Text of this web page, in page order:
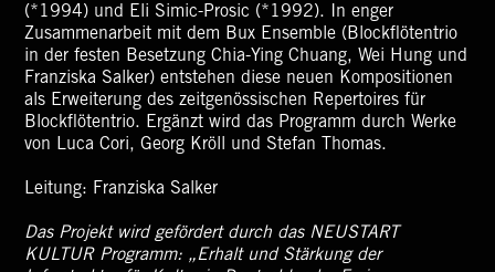
(*1994) und Eli Simic-Prosic (*1992). In enger
Zusammenarbeit mit dem Bux Ensemble (Blockflötentrio
in der festen Besetzung Chia-Ying Chuang, Wei Hung und
Franziska Salker) entstehen diese neuen Kompositionen
als Erweiterung des zeitgenössischen Repertoires für
Blockflötentrio. Ergänzt wird das Programm durch Werke
von Luca Cori, Georg Kröll und Stefan Thomas.
Leitung: Franziska Salker
Das Projekt wird gefördert durch das NEUSTART
KULTUR Programm: „Erhalt und Stärkung der